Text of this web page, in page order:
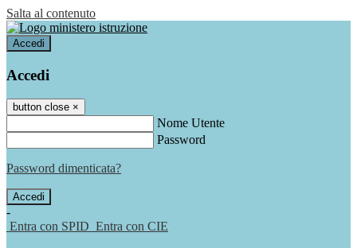
Salta al contenuto
Accedi
Accedi
button close ×
Nome Utente
Password
Password dimenticata?
-
Entra con SPID Entra con CIE